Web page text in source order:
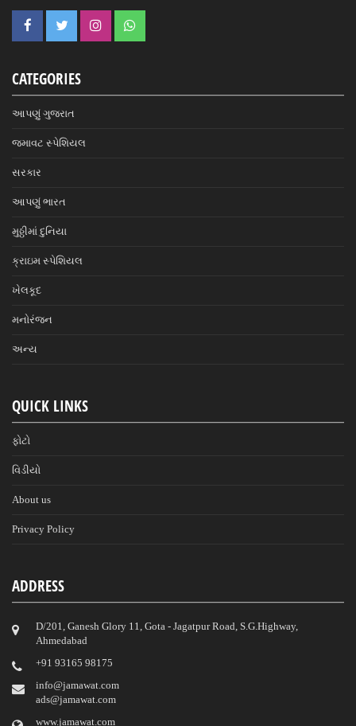
CATEGORIES
આપણું ગુજરાત
જમાવટ સ્પેશિયલ
સરકાર
આપણું ભારત
મુઠ્ઠીમાં દુનિયા
ક્રાઇમ સ્પેશિયલ
ખેલકૂદ
મનોરંજન
અન્ય
QUICK LINKS
ફોટો
વિડીયો
About us
Privacy Policy
ADDRESS
D/201, Ganesh Glory 11, Gota - Jagatpur Road, S.G.Highway,
Ahmedabad
‎+91 93165 98175
info@jamawat.com
ads@jamawat.com
www.jamawat.com